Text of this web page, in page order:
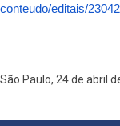
conteudo/editais/
São Paulo, 24 de abril